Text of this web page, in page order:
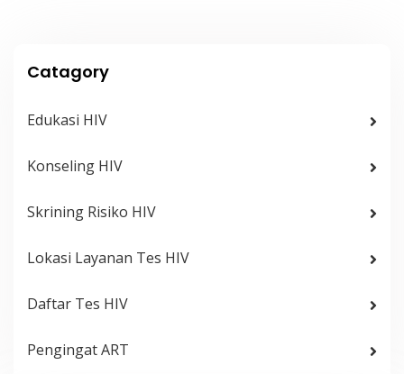
Catagory
Edukasi HIV
Konseling HIV
Skrining Risiko HIV
Lokasi Layanan Tes HIV
Daftar Tes HIV
Pengingat ART